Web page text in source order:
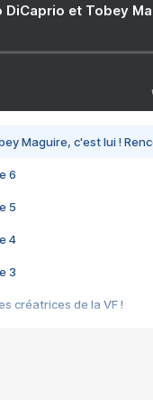
DiCaprio et Tobey
Maguire, c'est lui !
6
5
4
3
créatrices de la VF !